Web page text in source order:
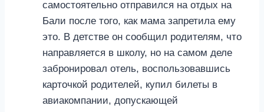
самостоятельно отправился на отдых на
Бали после того, как мама запретила ему
это. В детстве он сообщил родителям, что
направляется в школу, но на самом деле
забронировал отель, воспользовавшись
карточкой родителей, купил билеты в
авиакомпании, допускающей